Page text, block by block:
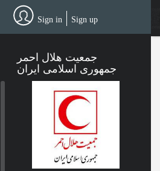
Sign in Sign up
جمعیت هلال احمر
جمهوری اسلامی ایران